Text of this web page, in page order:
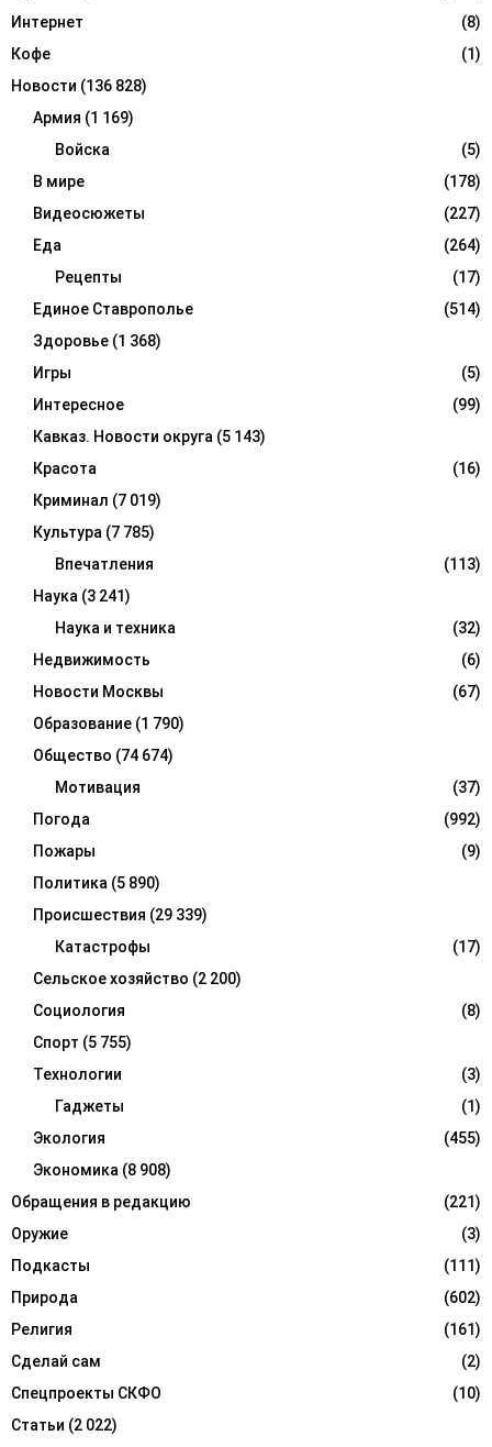
Интернет
(8)
Кофе
(1)
Новости (136 828)
Армия (1 169)
Войска
(5)
В мире
(178)
Видеосюжеты
(227)
Еда
(264)
Рецепты
(17)
Единое Ставрополье
(514)
Здоровье (1 368)
Игры
(5)
Интересное
(99)
Кавказ. Новости округа (5 143)
Красота
(16)
Криминал (7 019)
Культура (7 785)
Впечатления
(113)
Наука (3 241)
Наука и техника
(32)
Недвижимость
(6)
Новости Москвы
(67)
Образование (1 790)
Общество (74 674)
Мотивация
(37)
Погода
(992)
Пожары
(9)
Политика (5 890)
Происшествия (29 339)
Катастрофы
(17)
Сельское хозяйство (2 200)
Социология
(8)
Спорт (5 755)
Технологии
(3)
Гаджеты
(1)
Экология
(455)
Экономика (8 908)
Обращения в редакцию
(221)
Оружие
(3)
Подкасты
(111)
Природа
(602)
Религия
(161)
Сделай сам
(2)
Спецпроекты СКФО
(10)
Статьи (2 022)